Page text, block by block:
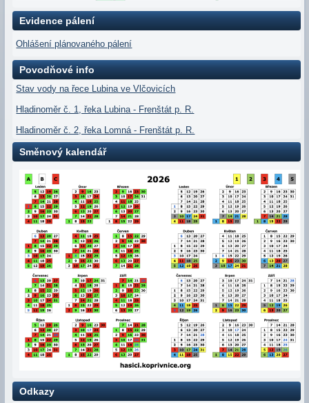
Evidence pálení
Ohlášení plánovaného pálení
Povodňové info
Stav vody na řece Lubina ve Vlčovicích
Hladinoměr č. 1, řeka Lubina - Frenštát p. R.
Hladinoměr č. 2, řeka Lomná - Frenštát p. R.
Směnový kalendář
Odkazy